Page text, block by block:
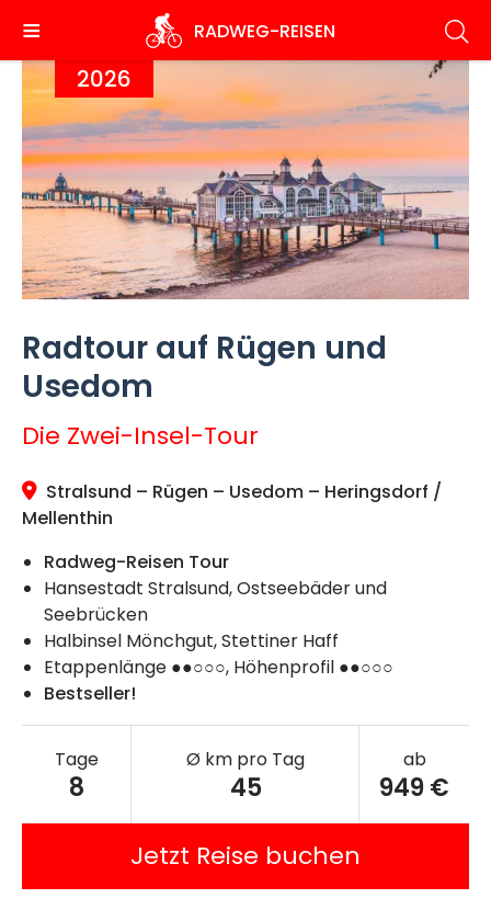
zum
Inhalt
RADWEG-REISEN
2026
Radtour auf Rügen und
Usedom
Die Zwei-Insel-Tour
Stralsund – Rügen – Usedom – Heringsdorf /
Mellenthin
Radweg-Reisen Tour
Hansestadt Stralsund, Ostseebäder und
Seebrücken
Halbinsel Mönchgut, Stettiner Haff
Etappenlänge ●●○○○, Höhenprofil ●●○○○
Bestseller!
Tage
8
Ø km pro Tag
45
ab
949 €
Jetzt Reise buchen